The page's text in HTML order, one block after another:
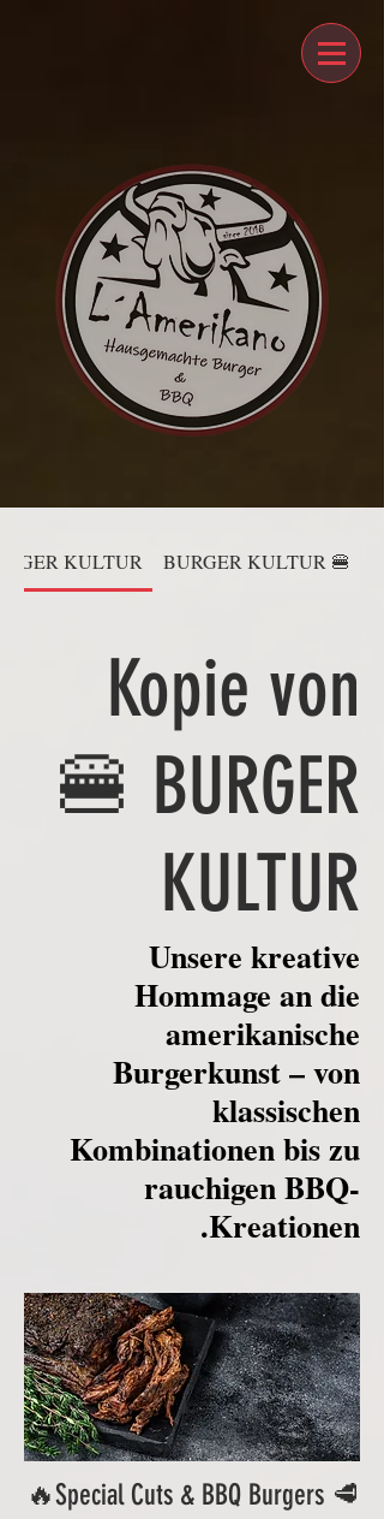
🍔 BURGER KULTUR
KULTUR
Kopie von
🍔 BURGER
KULTUR
Unsere kreative
Hommage an die
amerikanische
Burgerkunst – von
klassischen
Kombinationen bis zu
rauchigen BBQ-
Kreationen.
🥩 Special Cuts & BBQ Burgers🔥